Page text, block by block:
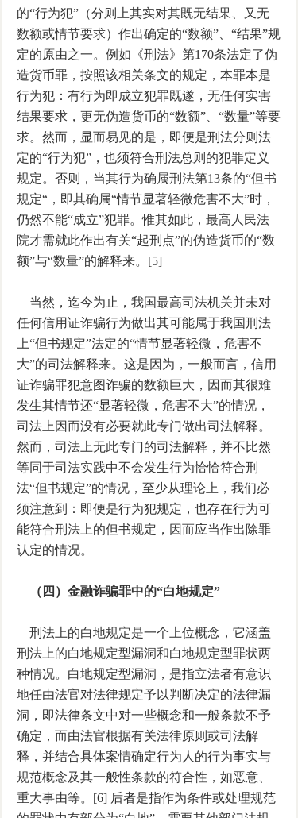
的“行为犯”（分则上其实对其既无结果、又无
数额或情节要求）作出确定的“数额”、“结果”规
定的原由之一。例如《刑法》第170条法定了伪
造货币罪，按照该相关条文的规定，本罪本是
行为犯：有行为即成立犯罪既遂，无任何实害
结果要求，更无伪造货币的“数额”、“数量”等要
求。然而，显而易见的是，即便是刑法分则法
定的“行为犯”，也须符合刑法总则的犯罪定义
规定。否则，当其行为确属刑法第13条的“但书
规定“，即其确属“情节显著轻微危害不大”时，
仍然不能“成立”犯罪。惟其如此，最高人民法
院才需就此作出有关“起刑点”的伪造货币的“数
额”与“数量”的解释来。[5]
当然，迄今为止，我国最高司法机关并未对
任何信用证诈骗行为做出其可能属于我国刑法
上“但书规定”法定的“情节显著轻微，危害不
大”的司法解释来。这是因为，一般而言，信用
证诈骗罪犯意图诈骗的数额巨大，因而其很难
发生其情节还“显著轻微，危害不大”的情况，
司法上因而没有必要就此专门做出司法解释。
然而，司法上无此专门的司法解释，并不比然
等同于司法实践中不会发生行为恰恰符合刑
法“但书规定”的情况，至少从理论上，我们必
须注意到：即便是行为犯规定，也存在行为可
能符合刑法上的但书规定，因而应当作出除罪
认定的情况。
（四）金融诈骗罪中的“白地规定”
刑法上的白地规定是一个上位概念，它涵盖
刑法上的白地规定型漏洞和白地规定型罪状两
种情况。白地规定型漏洞，是指立法者有意识
地任由法官对法律规定予以判断决定的法律漏
洞，即法律条文中对一些概念和一般条款不予
确定，而由法官根据有关法律原则或司法解
释，并结合具体案情确定行为人的行为事实与
规范概念及其一般性条款的符合性，如恶意、
重大事由等。[6] 后者是指作为条件或处理规范